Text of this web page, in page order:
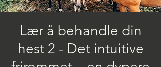
Lær å behandle din
hest 2 - Det intuitive